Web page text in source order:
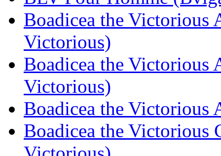
Boadicea the Victorious
Victorious)
Boadicea the Victorious
Victorious)
Boadicea the Victorious
Boadicea the Victorious